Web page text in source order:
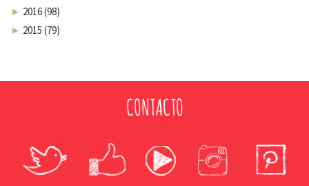
► 2016 (98)
► 2015 (79)
CONTACTO